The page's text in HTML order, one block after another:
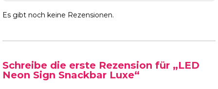
Es gibt noch keine Rezensionen.
Schreibe die erste Rezension für „LED
Neon Sign Snackbar Luxe“